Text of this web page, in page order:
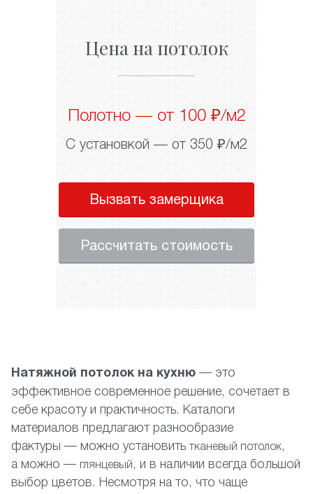
Цена на потолок
Полотно — от 100 ₽/м2
С установкой — от 350 ₽/м2
Вызвать замерщика
Рассчитать стоимость
Н атяжной потолок на кухню — это
эффективное современное решение, сочетает в
себе красоту и практичность. Каталоги
материалов предлагают разнообразие
фактуры — можно установитьтканевый потолок,
а можно — глянцевый , и в наличии всегда большой
выбор цветов. Несмотря на то, что чаще